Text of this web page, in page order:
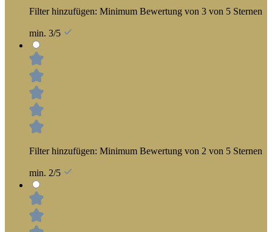
Filter hinzufügen: Minimum Bewertung von 3 von 5 Sternen
min. 3/5
Filter hinzufügen: Minimum Bewertung von 2 von 5 Sternen
min. 2/5